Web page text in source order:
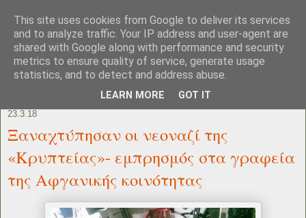
23.3.18
Ξαναχτύπησαν οι νεοναζί της
«Κρυπτείας»- εμπρησμός στα γραφεία
της Αφγανικής κοινότητας
This site uses cookies from Google to deliver its services
and to analyze traffic. Your IP address and user-agent are
shared with Google along with performance and security
metrics to ensure quality of service, generate usage
statistics, and to detect and address abuse.
LEARN MORE GOT IT